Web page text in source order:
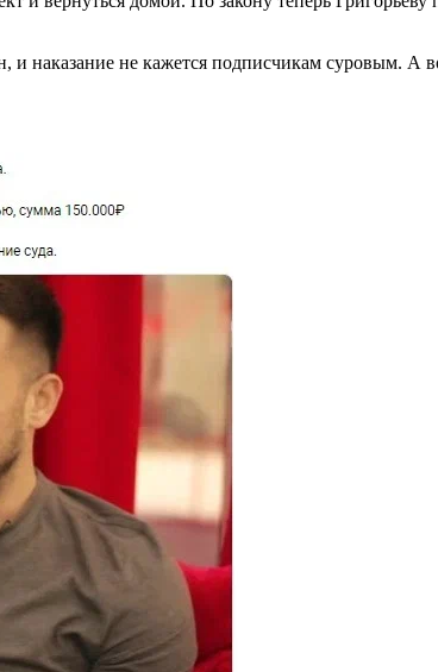
и наказание не кажется подписчикам суровым. А